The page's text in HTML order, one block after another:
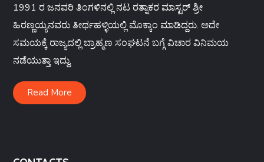
1991 ರ ಜನವರಿ ತಿಂಗಳಿನಲ್ಲಿ ನಟ ರತ್ನಾಕರ ಮಾಸ್ಟರ್ ಶ್ರೀ
ಹಿರಣ್ಣಯ್ಯನವರು ತೀರ್ಥಹಳ್ಳಿಯಲ್ಲಿ ಮೊಕ್ಕಾಂ ಮಾಡಿದ್ದರು. ಅದೇ
ಸಮಯಕ್ಕೆ ರಾಜ್ಯದಲ್ಲಿ ಬ್ರಾಹ್ಮಣ ಸಂಘಟನೆ ಬಗ್ಗೆ ವಿಚಾರ ವಿನಿಮಯ
ನಡೆಯುತ್ತಾ ಇದ್ದು,
Read More